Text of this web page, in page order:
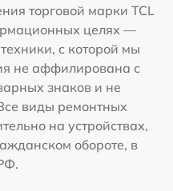
торговой марки TCL
целях —
с которой мы
не аффилирована с
знаков и не
виды ремонтных
на устройствах,
обороте, в